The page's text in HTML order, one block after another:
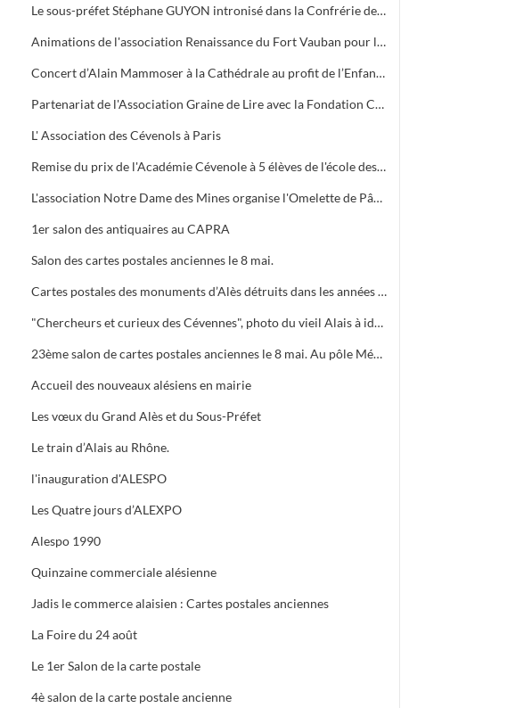
Le sous-préfet Stéphane GUYON intronisé dans la Confrérie des Mange Tripes
Animations de l'association Renaissance du Fort Vauban pour le Téléthon
Concert d’Alain Mammoser à la Cathédrale au profit de l’Enfance Inadaptée.
Partenariat de l'Association Graine de Lire avec la Fondation Crédit Mutuel
L' Association des Cévenols à Paris
Remise du prix de l'Académie Cévenole à 5 élèves de l'école des Mines pour leur travail sur la mine et ses conséquences sur l'économie et les paysages.
L'association Notre Dame des Mines organise l'Omelette de Pâques à l'Ermitage
1er salon des antiquaires au CAPRA
Salon des cartes postales anciennes le 8 mai.
Cartes postales des monuments d’Alès détruits dans les années 1960.
"Chercheurs et curieux des Cévennes", photo du vieil Alais à identifier.
23ème salon de cartes postales anciennes le 8 mai. Au pôle Mécanique grand prix camion
Accueil des nouveaux alésiens en mairie
Les vœux du Grand Alès et du Sous-Préfet
Le train d’Alais au Rhône.
l'inauguration d'ALESPO
Les Quatre jours d’ALEXPO
Alespo 1990
Quinzaine commerciale alésienne
Jadis le commerce alaisien : Cartes postales anciennes
La Foire du 24 août
Le 1er Salon de la carte postale
4è salon de la carte postale ancienne